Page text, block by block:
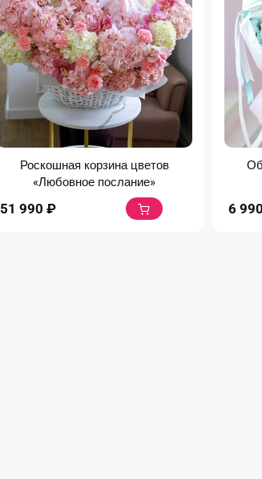
Роскошная корзина цветов
«Любовное послание»
51 990 ₽ 6 990